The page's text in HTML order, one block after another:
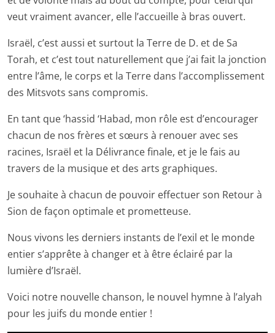
veut vraiment avancer, elle l’accueille à bras ouvert.
Israël, c’est aussi et surtout la Terre de D. et de Sa
Torah, et c’est tout naturellement que j’ai fait la jonction
entre l’âme, le corps et la Terre dans l’accomplissement
des Mitsvots sans compromis.
En tant que ‘hassid ‘Habad, mon rôle est d’encourager
chacun de nos frères et sœurs à renouer avec ses
racines, Israël et la Délivrance finale, et je le fais au
travers de la musique et des arts graphiques.
Je souhaite à chacun de pouvoir effectuer son Retour à
Sion de façon optimale et prometteuse.
Nous vivons les derniers instants de l’exil et le monde
entier s’apprête à changer et à être éclairé par la
lumière d’Israël.
Voici notre nouvelle chanson, le nouvel hymne à l’alyah
pour les juifs du monde entier !